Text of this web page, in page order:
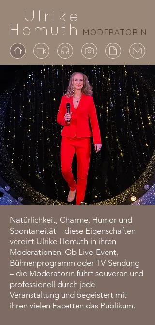
Ulrike
Homuth
MODERATORIN
Natürlichkeit, Charme, Humor und
Spontaneität – diese Eigenschaften
vereint Ulrike Homuth in ihren
Moderationen. Ob Live-Event,
Bühnenprogramm oder TV-Sendung
– die Moderatorin führt souverän und
professionell durch jede
Veranstaltung und begeistert mit
ihren vielen Facetten das Publikum.